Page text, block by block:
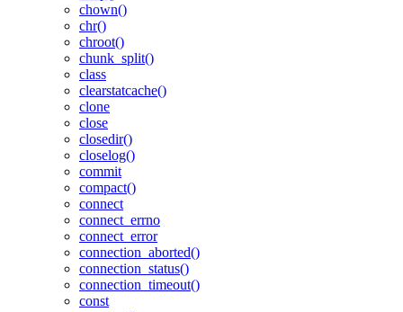
chown()
chr()
chroot()
chunk_split()
class
clearstatcache()
clone
close
closedir()
closelog()
commit
compact()
connect
connect_errno
connect_error
connection_aborted()
connection_status()
connection_timeout()
const